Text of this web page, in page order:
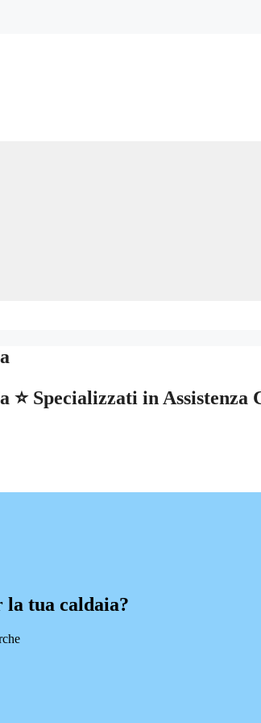
Specializzati in
la tua caldaia?